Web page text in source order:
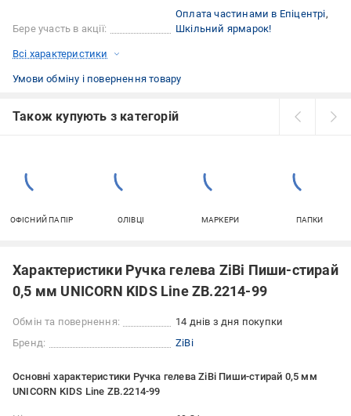
Бере участь в акції:
Оплата частинами в Епіцентрі
Шкільний ярмарок!
Всі характеристики
Умови обміну і повернення товару
Також купують з категорій
ОФІСНИЙ ПАПІР ОЛІВЦІ МАРКЕРИ ПАПКИ
Характеристики Ручка гелева ZiBi Пиши-стирай
0,5 мм UNICORN KIDS Line ZB.2214-99
Обмін та повернення:
14 днів з дня покупки
Бренд:
ZiBi
Основні характеристики Ручка гелева ZiBi Пиши-стирай 0,5 мм
UNICORN KIDS Line ZB.2214-99